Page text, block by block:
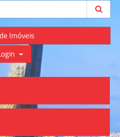
Imóveis